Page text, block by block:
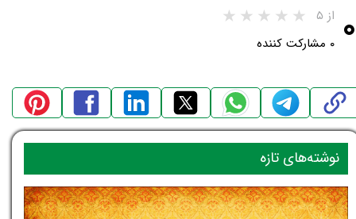
۰ از ۵
۰ مشارکت کننده
نوشته‌های تازه